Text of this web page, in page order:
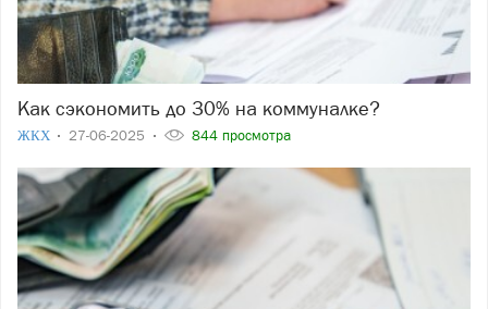
Как сэкономить до 30% на коммуналке?
ЖКХ 27-06-2025 844 просмотра